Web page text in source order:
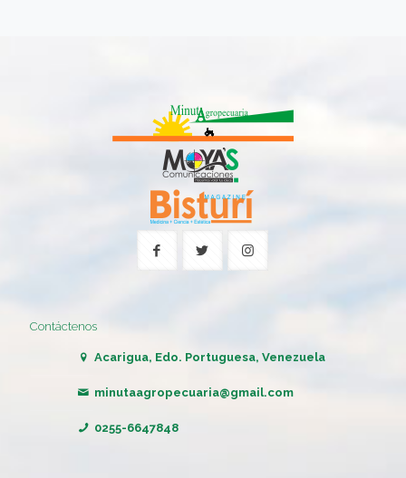
Contáctenos
Acarigua, Edo. Portuguesa, Venezuela
minutaagropecuaria@gmail.com
0255-6647848